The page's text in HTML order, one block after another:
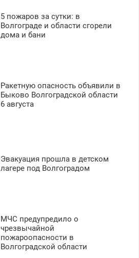
5 пожаров за сутки: в
Волгограде и области сгорели
дома и бани
Ракетную опасность объявили в
Быково Волгоградской области
6 августа
Эвакуация прошла в детском
лагере под Волгоградом
МЧС предупредило о
чрезвычайной
пожароопасности в
Волгоградской области